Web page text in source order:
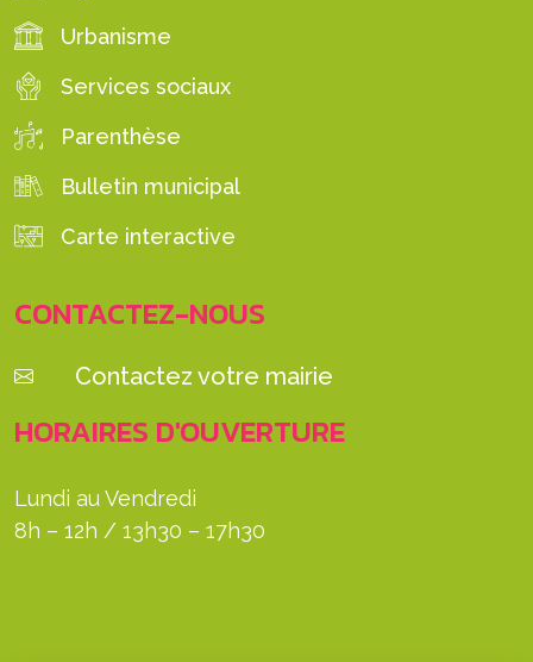
Urbanisme
Services sociaux
Parenthèse
Bulletin municipal
Carte interactive
CONTACTEZ-NOUS
Contactez votre mairie
HORAIRES D'OUVERTURE
Lundi au Vendredi
8h – 12h / 13h30 – 17h30